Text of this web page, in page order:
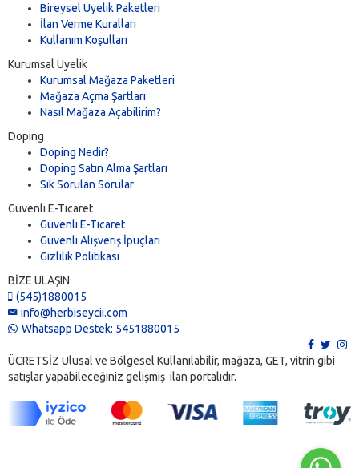
Bireysel Üyelik Paketleri
İlan Verme Kuralları
Kullanım Koşulları
Kurumsal Üyelik
Kurumsal Mağaza Paketleri
Mağaza Açma Şartları
Nasıl Mağaza Açabilirim?
Doping
Doping Nedir?
Doping Satın Alma Şartları
Sık Sorulan Sorular
Güvenli E-Ticaret
Güvenli E-Ticaret
Güvenli Alışveriş İpuçları
Gizlilik Politikası
BİZE ULAŞIN
(545)1880015
info@herbiseycii.com
Whatsapp Destek: 5451880015
ÜCRETSİZ Ulusal ve Bölgesel Kullanılabilir, mağaza, GET, vitrin gibi
satışlar yapabileceğiniz gelişmiş ilan portalıdır.